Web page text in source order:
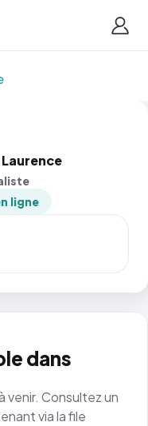
ligne
dans
venir. Consultez un
via la file